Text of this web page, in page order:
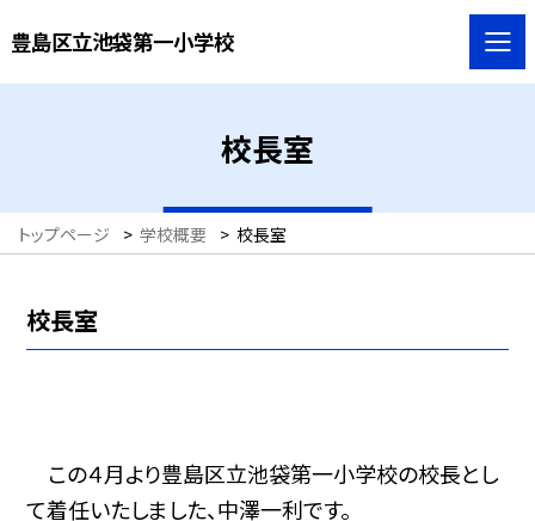
豊島区立池袋第一小学校
校長室
トップページ > 学校概要 > 校長室
校長室
この４月より豊島区立池袋第一小学校の校長とし
て着任いたしました、中澤一利です。